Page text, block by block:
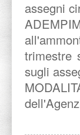
assegni
trimestre
sugli